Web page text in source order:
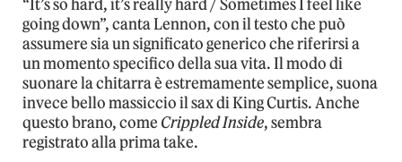
“It’s so hard, it’s really hard / Sometimes I feel like
going down”, canta Lennon, con il testo che può
assumere sia un significato generico che riferirsi a
un momento specifico della sua vita. Il modo di
suonare la chitarra è estremamente semplice, suona
invece bello massiccio il sax di King Curtis. Anche
questo brano, come Crippled Inside, sembra
registrato alla prima take.